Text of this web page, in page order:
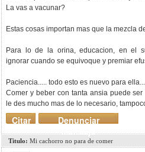
La vas a vacunar?
Estas cosas importan mas que la mezcla
Para lo de la orina, educacion, en el
ignorar cuando se equivoque y premiar
Paciencia..... todo esto es nuevo para
Comer y beber con tanta ansia puede
le des mucho mas de lo necesario,
Denunciar
mensaje
Citar
Titulo: Mi cachorro no para de comer